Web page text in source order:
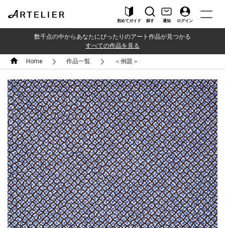
初めてガイド 探す 通知 ログイン
数千点の中からあなたにぴったりのアート作品が見つかる
すべての作品を見る
Home 作品一覧 ＜例題＞